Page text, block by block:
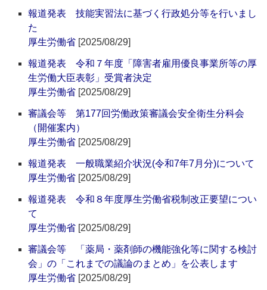
報道発表 技能実習法に基づく行政処分等を行いまし
た
厚生労働省 [2025/08/29]
報道発表 令和７年度「障害者雇用優良事業所等の厚
生労働大臣表彰」受賞者決定
厚生労働省 [2025/08/29]
審議会等 第177回労働政策審議会安全衛生分科会
（開催案内）
厚生労働省 [2025/08/29]
報道発表 一般職業紹介状況(令和7年7月分)について
厚生労働省 [2025/08/29]
報道発表 令和８年度厚生労働省税制改正要望につい
て
厚生労働省 [2025/08/29]
審議会等 「薬局・薬剤師の機能強化等に関する検討
会」の「これまでの議論のまとめ」を公表します
厚生労働省 [2025/08/29]